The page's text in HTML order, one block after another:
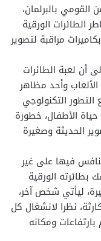
القومي بالبرلمان،
الطائرات الورقية
مراقبة لتصوير
أن لعبة الطائرات
وأحد مظاهر
التطور التكنولوجي
الأطفال، خطورة
الحديثة وصغيرة
فيها على غير
الورقية
ليأتي شخص آخر،
نظرا لانشغال كل
ومكانه